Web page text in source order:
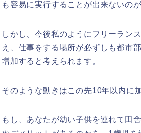
も容易に実行することが出来ないの
しかし、今後私のようにフリーラン
え、仕事をする場所が必ずしも都市
増加すると考えられます。
そのような動きはこの先10年以内に
もし、あなたが幼い子供を連れて田